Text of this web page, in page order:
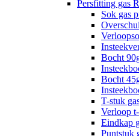
Persfitting gas
Sok gas
Bocht
Bocht
T-stuk
Verloop
Eindkap
Puntstuk